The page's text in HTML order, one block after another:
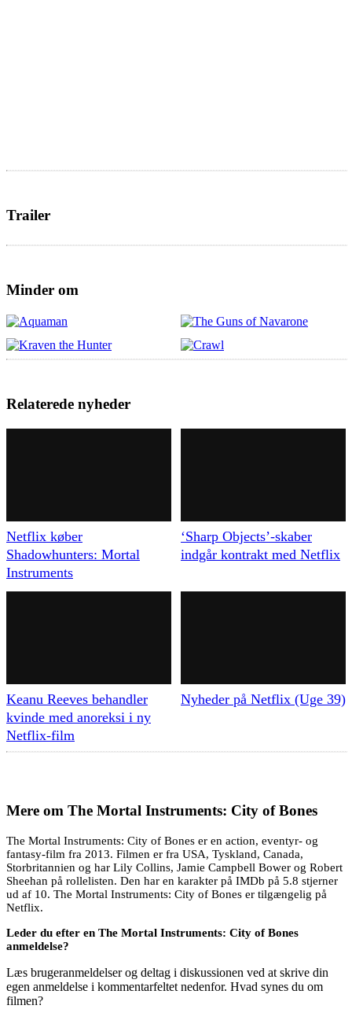
Trailer
Minder om
Relaterede nyheder
Netflix køber
Shadowhunters: Mortal
Instruments
‘Sharp Objects’-skaber
indgår kontrakt med Netflix
Keanu Reeves behandler
kvinde med anoreksi i ny
Netflix-film
Nyheder på Netflix (Uge 39)
Mere om The Mortal Instruments: City of Bones
The Mortal Instruments: City of Bones er en action, eventyr- og
fantasy-film fra 2013. Filmen er fra USA, Tyskland, Canada,
Storbritannien og har Lily Collins, Jamie Campbell Bower og Robert
Sheehan på rollelisten. Den har en karakter på IMDb på 5.8 stjerner
ud af 10. The Mortal Instruments: City of Bones er tilgængelig på
Netflix.
Leder du efter en The Mortal Instruments: City of Bones
anmeldelse?
Læs brugeranmeldelser og deltag i diskussionen ved at skrive din
egen anmeldelse i kommentarfeltet nedenfor. Hvad synes du om
filmen?